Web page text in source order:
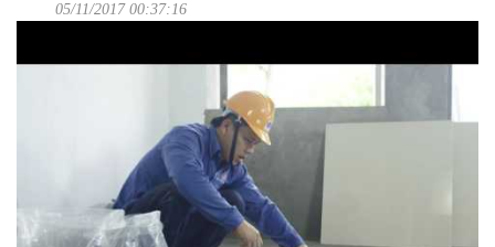
05/11/2017 00:37:16